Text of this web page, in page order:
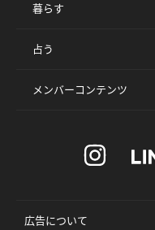
暮らす
占う
メンバーコンテンツ
広告について